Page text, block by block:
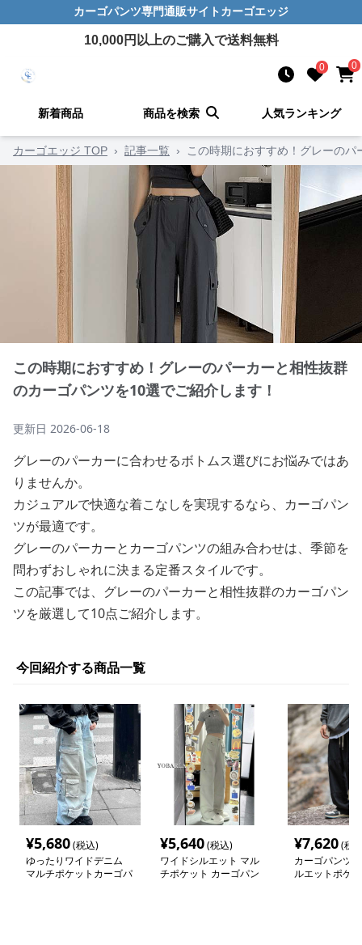
カーゴパンツ専門通販サイト カーゴエッジ
10,000円以上のご購入で送料無料
0 0
新着商品 商品を検索 人気ランキング
カーゴエッジ TOP › 記事一覧 › この時期におすすめ！グレーの
この時期におすすめ！グレーのパーカーと相性抜群
のカーゴパンツを10選でご紹介します！
更新日 2026-06-18
グレーのパーカーに合わせるボトムス選びにお悩みではあ
りませんか。
カジュアルで快適な着こなしを実現するなら、カーゴパン
ツが最適です。
グレーのパーカーとカーゴパンツの組み合わせは、季節を
問わずおしゃれに決まる定番スタイルです。
この記事では、グレーのパーカーと相性抜群のカーゴパン
ツを厳選して10点ご紹介します。
今回紹介する商品一覧
¥5,680(税込)
ゆったりワイドデニム
マルチポケットカーゴパ
¥5,640(税込)
ワイドシルエット マル
チポケット カーゴパン
¥7,620(税
カーゴパンツ
ルエットポケ